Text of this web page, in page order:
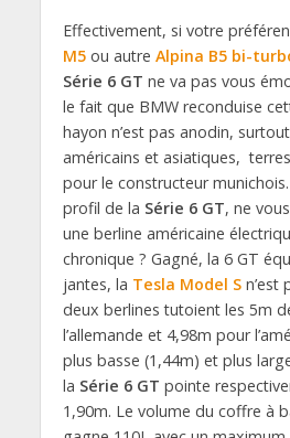
Effectivement, si votre
M5ou autre Alpina B5 bi-
Série 6 GT ne va pas vous
le fait que BMW reconduise
hayon n’est pas anodin,
américains et asiatiques,
pour le constructeur
profil de la Série 6 GT, ne
une berline américaine
chronique ? Gagné, la 6 GT
jantes, la Tesla Model Sn’est
deux berlines tutoient les 5m
l’allemande et 4,98m pour
plus basse (1,44m) et plus
la Série 6 GT pointe
1,90m. Le volume du coffre à